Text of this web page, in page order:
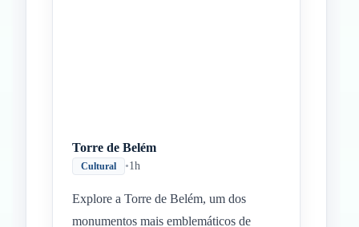
Torre de Belém
Cultural •1h
Explore a Torre de Belém, um dos
monumentos mais emblemáticos de